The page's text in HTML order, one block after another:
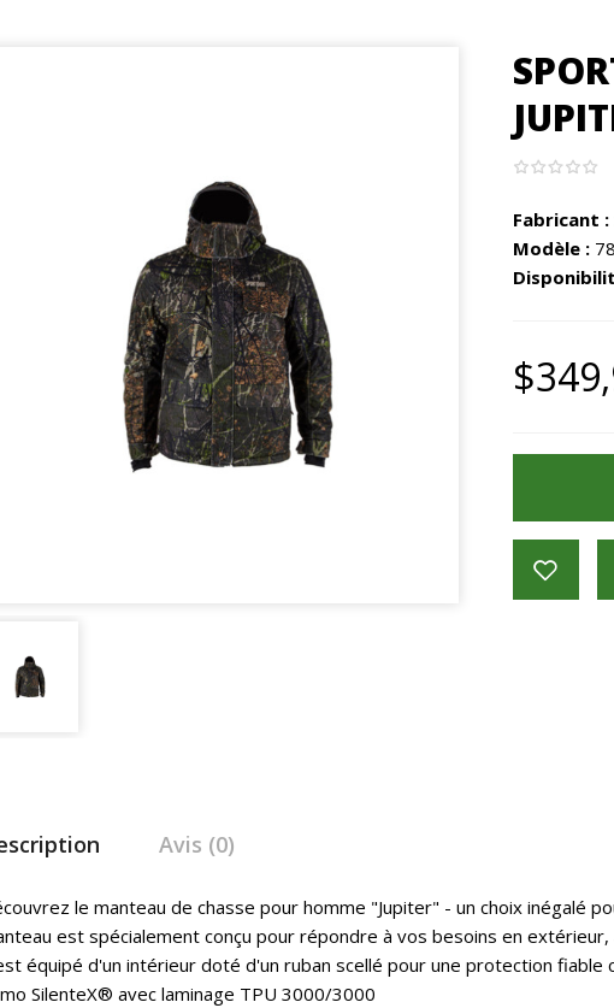
Fabricant :
Modèle :
Avis (0)
le manteau de chasse pour homme "Jupiter" - un choix inégalé
est spécialement conçu pour répondre à vos besoins en
équipé d'un intérieur doté d'un ruban scellé pour une protection fiable
SilenteX® avec laminage TPU 3000/3000